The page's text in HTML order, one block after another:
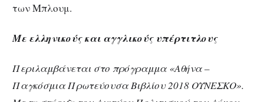
των Μπλουμ.
Με ελληνικούς και αγγλικούς υπέρτιτλους
Περιλαμβάνεται στο πρόγραμμα «Αθήνα –
Παγκόσμια Πρωτεύουσα Βιβλίου 2018 ΟΥΝΕΣΚΟ».